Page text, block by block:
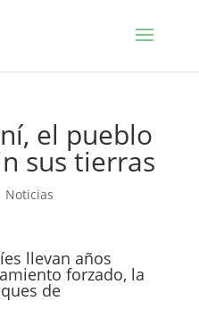
el pueblo
sus tierras
Noticias
llevan años
forzado, la
de